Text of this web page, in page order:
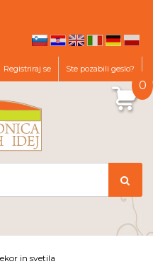
de pl
Registriraj se Ste pozabili geslo?
0
in svetila